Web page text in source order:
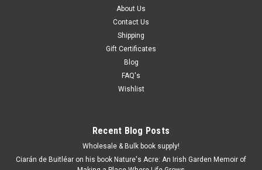
About Us
Contact Us
Shipping
Gift Certificates
Blog
FAQ's
Wishlist
Recent Blog Posts
Wholesale & Bulk book supply!
Ciarán de Buitléar on his book Nature's Acre: An Irish Garden Memoir of